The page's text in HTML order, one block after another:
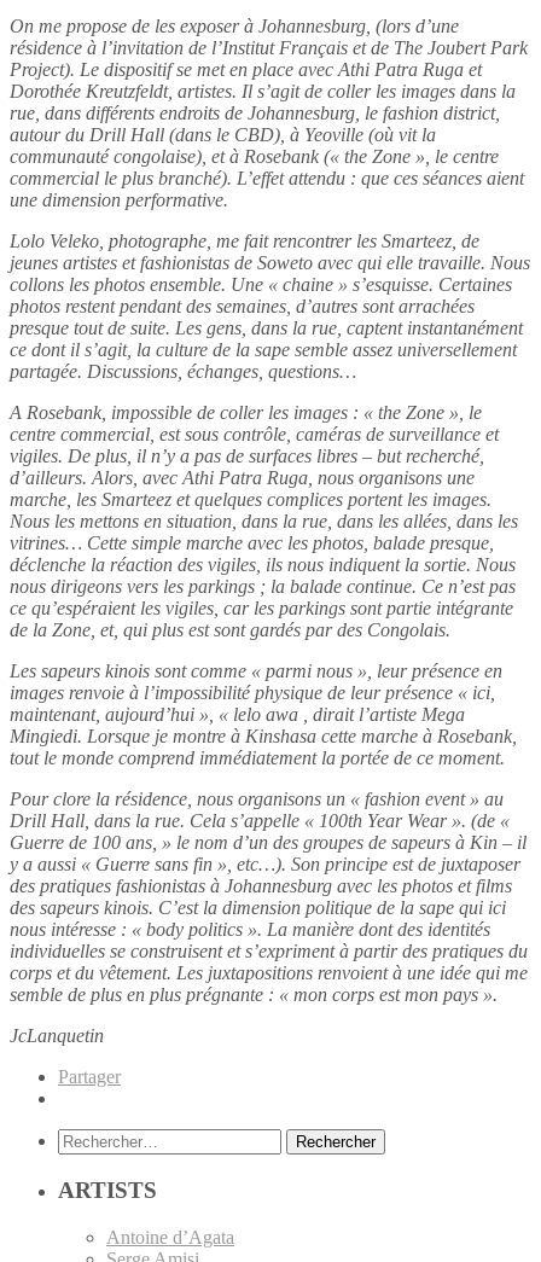
On me propose de les exposer à Johannesburg, (lors d’une
résidence à l’invitation de l’Institut Français et de The Joubert Park
Project). Le dispositif se met en place avec Athi Patra Ruga et
Dorothée Kreutzfeldt, artistes. Il s’agit de coller les images dans la
rue, dans différents endroits de Johannesburg, le fashion district,
autour du Drill Hall (dans le CBD), à Yeoville (où vit la
communauté congolaise), et à Rosebank (« the Zone », le centre
commercial le plus branché). L’effet attendu : que ces séances aient
une dimension performative.
Lolo Veleko, photographe, me fait rencontrer les Smarteez, de
jeunes artistes et fashionistas de Soweto avec qui elle travaille. Nous
collons les photos ensemble. Une « chaine » s’esquisse. Certaines
photos restent pendant des semaines, d’autres sont arrachées
presque tout de suite. Les gens, dans la rue, captent instantanément
ce dont il s’agit, la culture de la sape semble assez universellement
partagée. Discussions, échanges, questions…
A Rosebank, impossible de coller les images : « the Zone », le
centre commercial, est sous contrôle, caméras de surveillance et
vigiles. De plus, il n’y a pas de surfaces libres – but recherché,
d’ailleurs. Alors, avec Athi Patra Ruga, nous organisons une
marche, les Smarteez et quelques complices portent les images.
Nous les mettons en situation, dans la rue, dans les allées, dans les
vitrines… Cette simple marche avec les photos, balade presque,
déclenche la réaction des vigiles, ils nous indiquent la sortie. Nous
nous dirigeons vers les parkings ; la balade continue. Ce n’est pas
ce qu’espéraient les vigiles, car les parkings sont partie intégrante
de la Zone, et, qui plus est sont gardés par des Congolais.
Les sapeurs kinois sont comme « parmi nous », leur présence en
images renvoie à l’impossibilité physique de leur présence « ici,
maintenant, aujourd’hui », « lelo awa , dirait l’artiste Mega
Mingiedi. Lorsque je montre à Kinshasa cette marche à Rosebank,
tout le monde comprend immédiatement la portée de ce moment.
Pour clore la résidence, nous organisons un « fashion event » au
Drill Hall, dans la rue. Cela s’appelle « 100th Year Wear ». (de «
Guerre de 100 ans, » le nom d’un des groupes de sapeurs à Kin – il
y a aussi « Guerre sans fin », etc…). Son principe est de juxtaposer
des pratiques fashionistas à Johannesburg avec les photos et films
des sapeurs kinois. C’est la dimension politique de la sape qui ici
nous intéresse : « body politics ». La manière dont des identités
individuelles se construisent et s’expriment à partir des pratiques du
corps et du vêtement. Les juxtapositions renvoient à une idée qui me
semble de plus en plus prégnante : « mon corps est mon pays ».
JcLanquetin
Partager
Rechercher :
ARTISTS
Antoine d’Agata